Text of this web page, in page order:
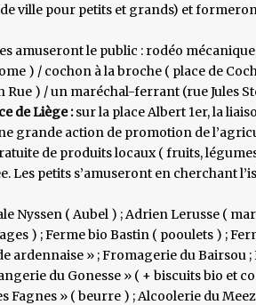
ville pour petits et grands) et
amuseront le public : rodéo
) / cochon à la broche ( place de
) / un maréchal-ferrant (rue Jules
de Liège :sur la place Albert 1er, la
grande action de promotion de
de produits locaux ( fruits,
petits s’amuseront en cherchant
Nyssen ( Aubel ) ; Adrien Lerusse (
) ; Ferme bio Bastin ( pooulets ) ;
ardennaise » ; Fromagerie du Bairsou ;
du Gonesse » ( + biscuits bio et
Fagnes » ( beurre ) ; Alcoolerie du